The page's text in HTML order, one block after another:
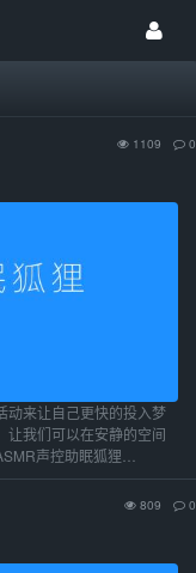
1109 0
动来让自己更快的投入梦
让我们可以在安静的空间
声控助眠狐狸…
809 0